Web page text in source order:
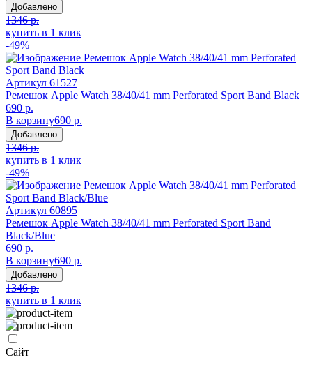
Добавлено
1346 р.
купить в 1 клик
-49%
Артикул 61527
Ремешок Apple Watch 38/40/41 mm Perforated Sport Band Black
690 р.
В корзину690 р.
Добавлено
1346 р.
купить в 1 клик
-49%
Артикул 60895
Ремешок Apple Watch 38/40/41 mm Perforated Sport Band
Black/Blue
690 р.
В корзину690 р.
Добавлено
1346 р.
купить в 1 клик
Сайт